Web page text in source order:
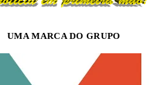
UMA MARCA DO GRUPO